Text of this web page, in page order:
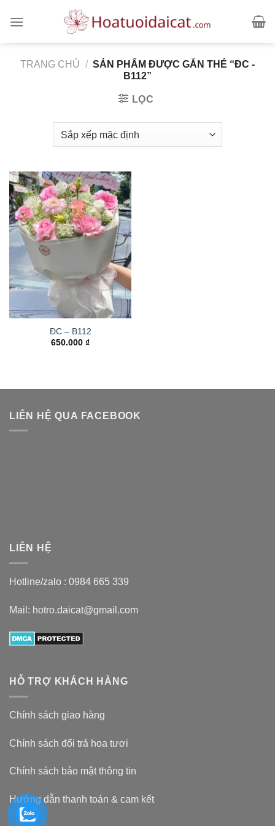
TRANG CHỦ / SẢN PHẨM ĐƯỢC GẮN THẺ “ĐC -
B112”
LỌC
ĐC – B112
650.000 ₫
LIÊN HỆ QUA FACEBOOK
LIÊN HỆ
Hotline/zalo : 0984 665 339
Mail: hotro.daicat@gmail.com
HỖ TRỢ KHÁCH HÀNG
Chính sách giao hàng
Chính sách đổi trả hoa tươi
Chính sách bảo mật thông tin
Hướng dẫn thanh toán & cam kết